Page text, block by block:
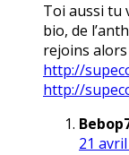
Toi aussi tu
bio, de
rejoins alors
http://
http://
21